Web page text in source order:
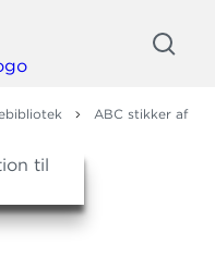
ABC stikker af